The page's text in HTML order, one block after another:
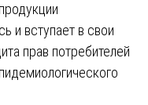
и вступает в свои
прав потребителей